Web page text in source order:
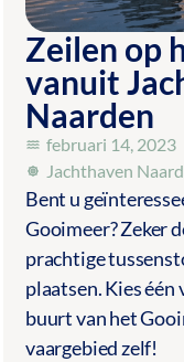
Zeilen op
vanuit
Naarden
februari 14, 2023
Jachthaven
Bent u
Gooimeer? Zeker
prachtige
plaatsen. Kies één
buurt van het
vaargebied zelf!